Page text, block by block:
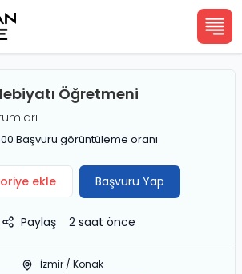
Öğretmeni
Başvuru görüntüleme oranı
ekle Başvuru Yap
Paylaş 2 saat önce
İzmir / Konak